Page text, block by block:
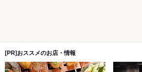
[PR]おススメのお店・情報